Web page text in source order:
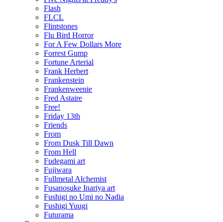
Flash
FLCL
Flintstones
Flu Bird Horror
For A Few Dollars More
Forrest Gump
Fortune Arterial
Frank Herbert
Frankenstein
Frankenweenie
Fred Astaire
Free!
Friday 13th
Friends
From
From Dusk Till Dawn
From Hell
Fudegami art
Fujiwara
Fullmetal Alchemist
Fusanosuke Inariya art
Fushigi no Umi no Nadia
Fushigi Yuugi
Futurama